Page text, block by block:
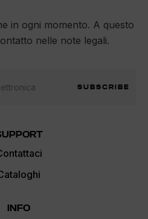
in ogni momento. A questo
nelle note legali.
SUBSCRIBE
INFO